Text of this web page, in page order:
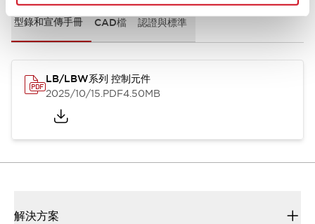
型錄和宣傳手冊 CAD檔 認證與標準
LB/LBW系列 控制元件
2025/10/15.PDF4.50MB
解決方案